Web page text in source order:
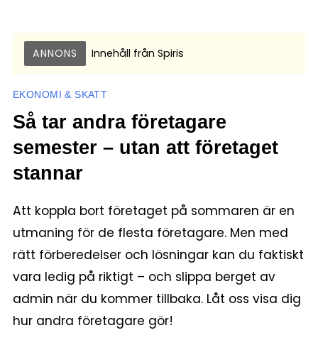
ANNONS Innehåll från Spiris
EKONOMI & SKATT
Så tar andra företagare
semester – utan att företaget
stannar
Att koppla bort företaget på sommaren är en
utmaning för de flesta företagare. Men med
rätt förberedelser och lösningar kan du faktiskt
vara ledig på riktigt – och slippa berget av
admin när du kommer tillbaka. Låt oss visa dig
hur andra företagare gör!